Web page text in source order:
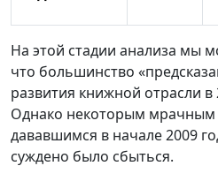
На этой стадии анализа мы
что большинство
развития книжной отрасли в
Однако некоторым мрачным
дававшимся в начале 2009
суждено было сбыться.